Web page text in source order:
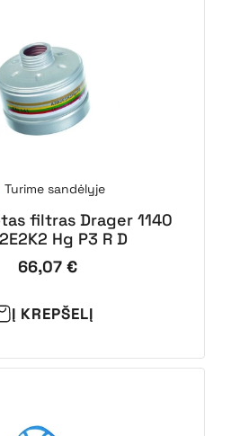
Turime sandėlyje
filtras Drager 1140
Hg P3 R D
66,07 €
Į KREPŠELĮ